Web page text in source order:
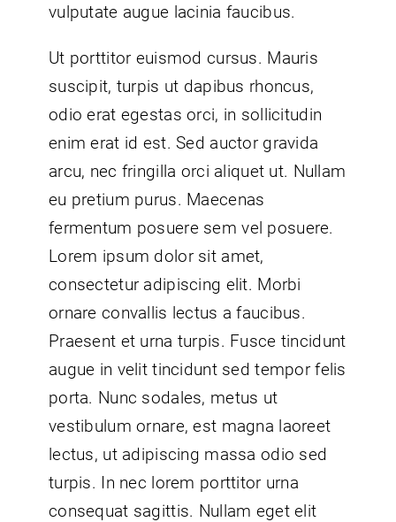
vulputate augue lacinia faucibus.
Ut porttitor euismod cursus. Mauris
suscipit, turpis ut dapibus rhoncus,
odio erat egestas orci, in sollicitudin
enim erat id est. Sed auctor gravida
arcu, nec fringilla orci aliquet ut. Nullam
eu pretium purus. Maecenas
fermentum posuere sem vel posuere.
Lorem ipsum dolor sit amet,
consectetur adipiscing elit. Morbi
ornare convallis lectus a faucibus.
Praesent et urna turpis. Fusce tincidunt
augue in velit tincidunt sed tempor felis
porta. Nunc sodales, metus ut
vestibulum ornare, est magna laoreet
lectus, ut adipiscing massa odio sed
turpis. In nec lorem porttitor urna
consequat sagittis. Nullam eget elit